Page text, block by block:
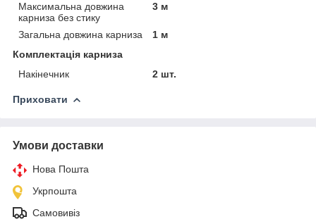
Максимальна довжина
карниза без стику
3 м
Загальна довжина карниза
1 м
Комплектація карниза
Накінечник
2 шт.
Приховати
Умови доставки
Нова Пошта
Укрпошта
Самовивіз